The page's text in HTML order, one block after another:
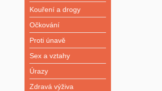
Kouření a drogy
Očkování
Proti únavě
Sex a vztahy
Úrazy
Zdravá výživa